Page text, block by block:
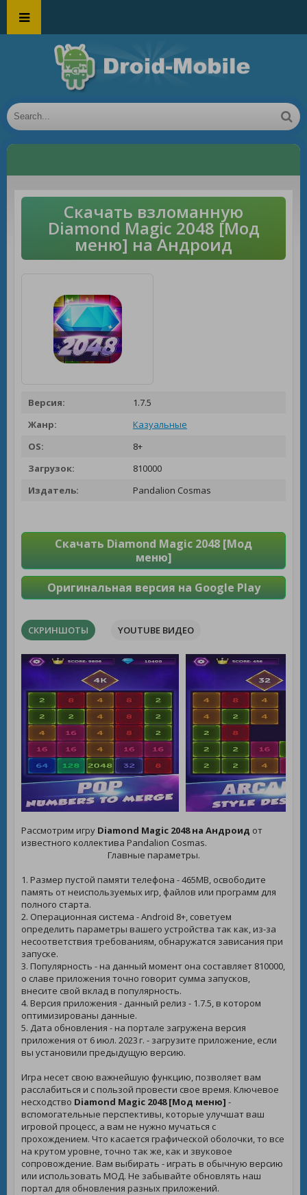
Скачать взломанную
Diamond Magic 2048 [Мод
меню] на Андроид
Версия:
1.7.5
Жанр:
Казуальные
OS:
8+
Загрузок:
810000
Издатель:
Pandalion Cosmas
Скачать Diamond Magic 2048 [Мод
меню]
Оригинальная версия на Google Play
СКРИНШОТЫ YOUTUBE ВИДЕО
Рассмотрим игру Diamond Magic 2048 на Андроид от
известного коллектива Pandalion Cosmas.
Главные параметры.
1. Размер пустой памяти телефона - 465MB, освободите
память от неиспользуемых игр, файлов или программ для
полного старта.
2. Операционная система - Android 8+, советуем
определить параметры вашего устройства так как, из-за
несоответствия требованиям, обнаружатся зависания при
запуске.
3. Популярность - на данный момент она составляет 810000,
о славе приложения точно говорит сумма запусков,
внесите свой вклад в популярность.
4. Версия приложения - данный релиз - 1.7.5, в котором
оптимизированы данные.
5. Дата обновления - на портале загружена версия
приложения от 6 июл. 2023 г. - загрузите приложение, если
вы установили предыдущую версию.
Игра несет свою важнейшую функцию, позволяет вам
расслабиться и с пользой провести свое время. Ключевое
несходство Diamond Magic 2048 [Мод меню] -
вспомогательные перспективы, которые улучшат ваш
игровой процесс, а вам не нужно мучаться с
прохождением. Что касается графической оболочки, то все
на крутом уровне, точно так же, как и звуковое
сопровождение. Вам выбирать - играть в обычную версию
или использовать МОД. Не забывайте обновлять наш
портал для обновления разных приложений.